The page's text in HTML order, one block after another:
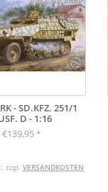
- SD.KFZ. 251/1
D - 1:16
€139,95 *
zzgl. VERSANDKOSTEN